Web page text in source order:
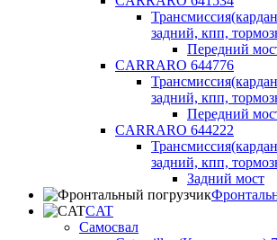
задний, кпп,
Передний
CARRARO 644776
задний, кпп,
Передний
CARRARO 644222
задний, кпп,
Задний мост
CAT
Самосвал